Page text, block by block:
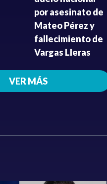
por asesinato de
Mateo Pérez y
fallecimiento de
Vargas Lleras
VER MÁS